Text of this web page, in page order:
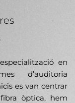
en
d’auditoria
es van centrar
òptica, hem